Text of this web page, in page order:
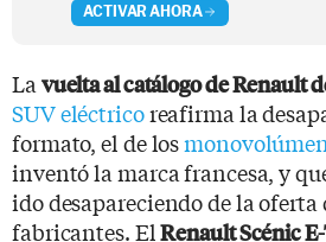
ACTIVAR AHORA
La vuelta al catálogo de Renault
SUV eléctricoreafirma la
formato, el de los
inventó la marca francesa, y
ido desapareciendo de la oferta
fabricantes. ElRenault Scénic